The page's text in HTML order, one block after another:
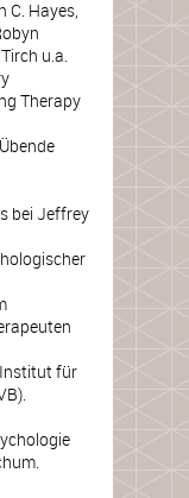
C. Hayes,
u.a.
Therapy
bei Jeffrey
für